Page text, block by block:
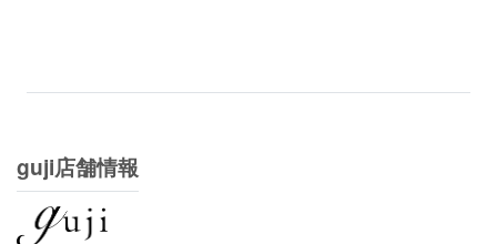
guji店舗情報